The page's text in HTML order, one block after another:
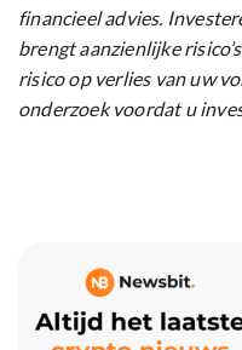
financieel advies.
brengt aanzienlijke
risico op verlies van uw
onderzoek voordat u